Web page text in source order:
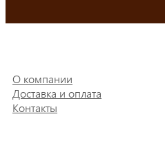
О компании
Доставка и оплата
Контакты